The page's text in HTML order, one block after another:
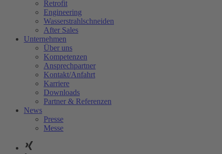
Retrofit
Engineering
Wasserstrahlschneiden
After Sales
Unternehmen
Über uns
Kompetenzen
Ansprechpartner
Kontakt/Anfahrt
Karriere
Downloads
Partner & Referenzen
News
Presse
Messe